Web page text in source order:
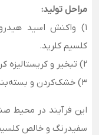
مراحل تولید:
1) واکنش اسید
کلسیم کلرید.
2) تبخیر و کریستالیزه کردن محلول برای تولید فرم دو آبه.
3) خشک‌کردن و بسته‌بندی کریستال‌های کلسیم کلرید دو آبه.
این فرآیند در محیط
سفیدرنگ و خالص